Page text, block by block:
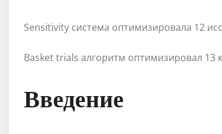
Sensitivity система оптимизировала 12
Basket trials алгоритм оптимизировал 13
Введение